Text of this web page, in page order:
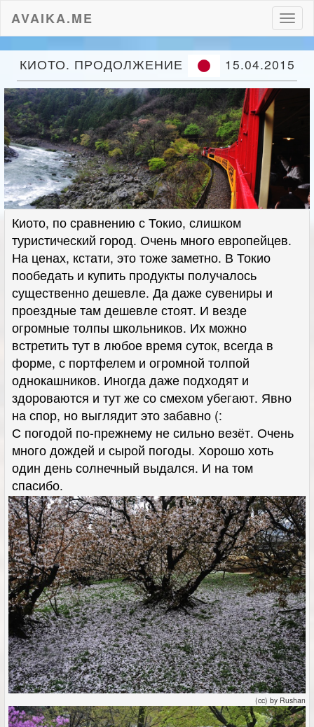
AVAIKA.ME
КИОТО. ПРОДОЛЖЕНИЕ 15.04.2015
Киото, по сравнению с Токио, слишком
туристический город. Очень много европейцев.
На ценах, кстати, это тоже заметно. В Токио
пообедать и купить продукты получалось
существенно дешевле. Да даже сувениры и
проездные там дешевле стоят. И везде
огромные толпы школьников. Их можно
встретить тут в любое время суток, всегда в
форме, с портфелем и огромной толпой
однокашников. Иногда даже подходят и
здороваются и тут же со смехом убегают. Явно
на спор, но выглядит это забавно (:
С погодой по-прежнему не сильно везёт. Очень
много дождей и сырой погоды. Хорошо хоть
один день солнечный выдался. И на том
спасибо.
(cc) by Rushan